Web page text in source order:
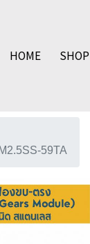
HOME SHOP
59TA